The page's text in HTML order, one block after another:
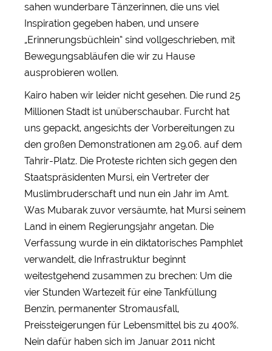
sahen wunderbare Tänzerinnen, die uns viel
Inspiration gegeben haben, und unsere
„Erinnerungsbüchlein“ sind vollgeschrieben, mit
Bewegungsabläufen die wir zu Hause
ausprobieren wollen.
Kairo haben wir leider nicht gesehen. Die rund 25
Millionen Stadt ist unüberschaubar. Furcht hat
uns gepackt, angesichts der Vorbereitungen zu
den großen Demonstrationen am 29.06. auf dem
Tahrir-Platz. Die Proteste richten sich gegen den
Staatspräsidenten Mursi, ein Vertreter der
Muslimbruderschaft und nun ein Jahr im Amt.
Was Mubarak zuvor versäumte, hat Mursi seinem
Land in einem Regierungsjahr angetan. Die
Verfassung wurde in ein diktatorisches Pamphlet
verwandelt, die Infrastruktur beginnt
weitestgehend zusammen zu brechen: Um die
vier Stunden Wartezeit für eine Tankfüllung
Benzin, permanenter Stromausfall,
Preissteigerungen für Lebensmittel bis zu 400%.
Nein dafür haben sich im Januar 2011 nicht